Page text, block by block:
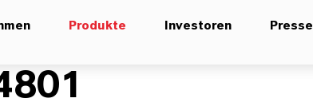
Produkte Investoren Presse